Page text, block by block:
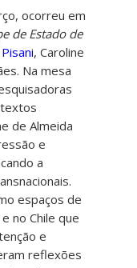
ocorreu em
de Estado de
, Caroline
Na mesa
de Almeida
e
a
espaços de
no Chile que
e
reflexões